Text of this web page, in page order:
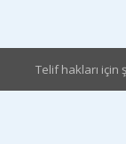
Telif hakları